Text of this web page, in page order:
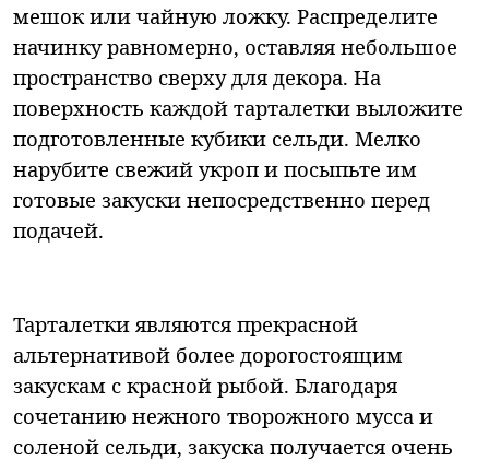
мешок или чайную ложку. Распределите
начинку равномерно, оставляя небольшое
пространство сверху для декора. На
поверхность каждой тарталетки выложите
подготовленные кубики сельди. Мелко
нарубите свежий укроп и посыпьте им
готовые закуски непосредственно перед
подачей.
Тарталетки являются прекрасной
альтернативой более дорогостоящим
закускам с красной рыбой. Благодаря
сочетанию нежного творожного мусса и
соленой сельди, закуска получается очень